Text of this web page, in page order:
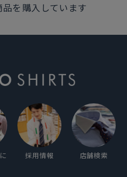
す。
するお問い合わせ
を購入しています
採用情報 店舗検索